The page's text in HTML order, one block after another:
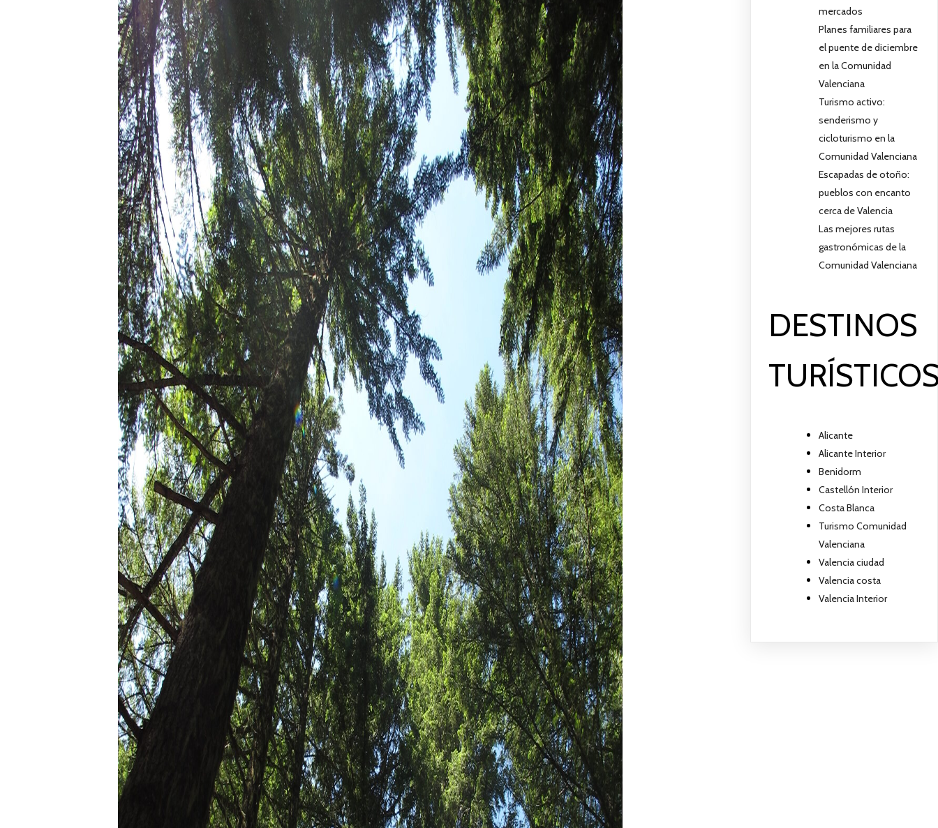
mercados
Planes familiares para
el puente de diciembre
en la Comunidad
Valenciana
Turismo activo:
senderismo y
cicloturismo en la
Comunidad Valenciana
Escapadas de otoño:
pueblos con encanto
cerca de Valencia
Las mejores rutas
gastronómicas de la
Comunidad Valenciana
DESTINOS
Alicante
Alicante Interior
Benidorm
Castellón Interior
Costa Blanca
Turismo Comunidad
Valenciana
Valencia ciudad
Valencia costa
Valencia Interior